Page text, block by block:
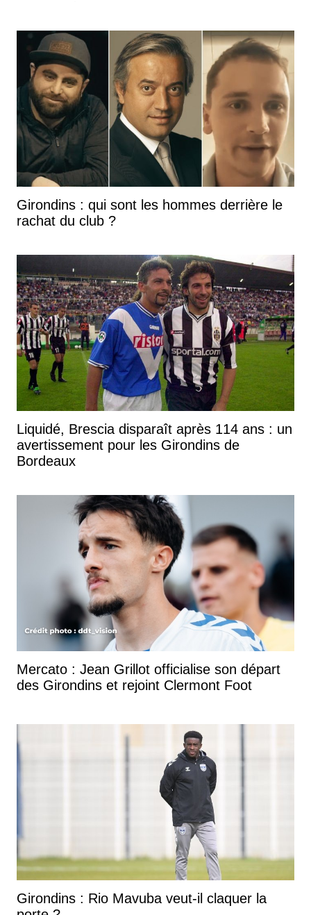
Girondins : qui sont les hommes derrière le
rachat du club ?
Liquidé, Brescia disparaît après 114 ans : un
avertissement pour les Girondins de
Bordeaux
Mercato : Jean Grillot officialise son départ
des Girondins et rejoint Clermont Foot
Girondins : Rio Mavuba veut-il claquer la